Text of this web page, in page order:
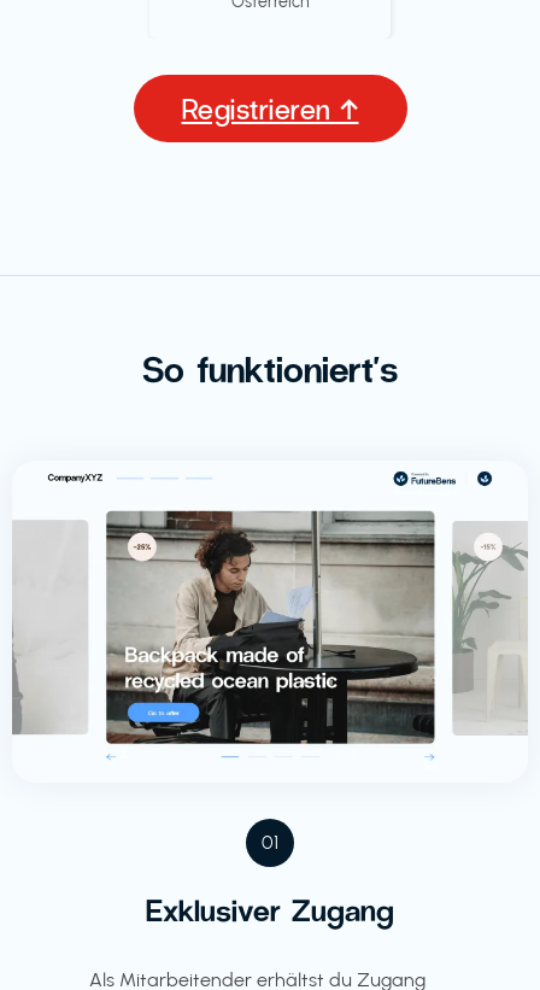
Registrieren ↑
So funktioniert's
01
Exklusiver Zugang
Als Mitarbeitender erhältst du Zugang